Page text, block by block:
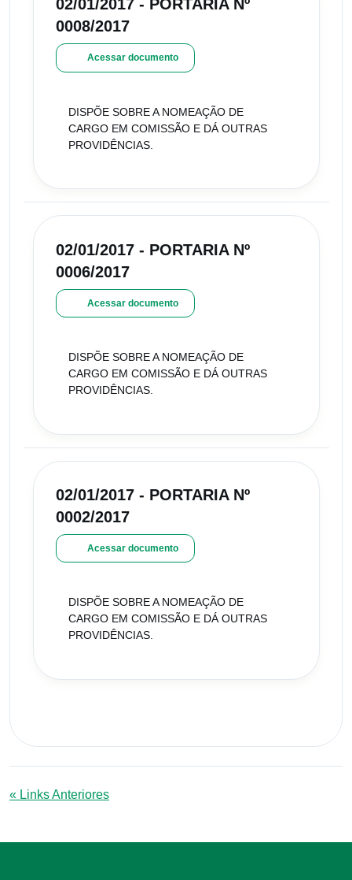
02/01/2017 - PORTARIA Nº
0008/2017
Acessar documento
DISPÕE SOBRE A NOMEAÇÃO DE
CARGO EM COMISSÃO E DÁ OUTRAS
PROVIDÊNCIAS.
02/01/2017 - PORTARIA Nº
0006/2017
Acessar documento
DISPÕE SOBRE A NOMEAÇÃO DE
CARGO EM COMISSÃO E DÁ OUTRAS
PROVIDÊNCIAS.
02/01/2017 - PORTARIA Nº
0002/2017
Acessar documento
DISPÕE SOBRE A NOMEAÇÃO DE
CARGO EM COMISSÃO E DÁ OUTRAS
PROVIDÊNCIAS.
« Links Anteriores